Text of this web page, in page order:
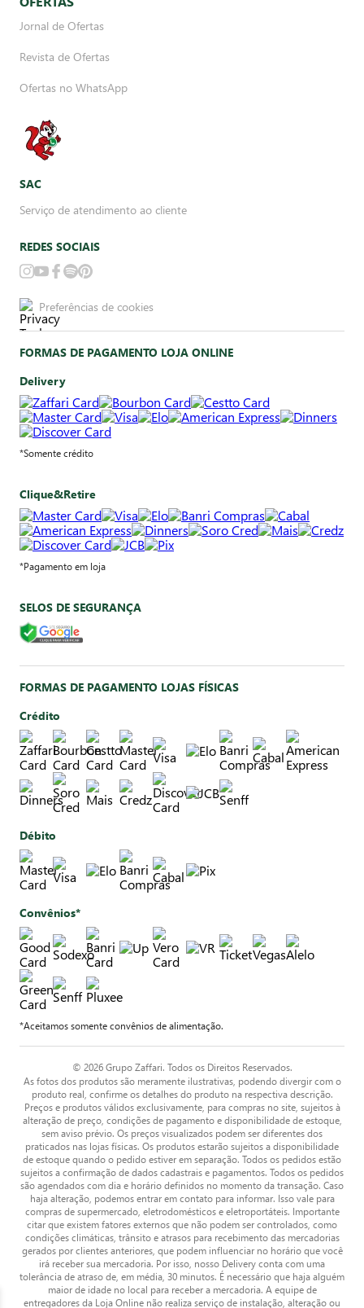
Jornal de Ofertas
Revista de Ofertas
Ofertas no WhatsApp
SAC
Serviço de atendimento ao cliente
REDES SOCIAIS
Preferências de cookies
FORMAS DE PAGAMENTO LOJA ONLINE
Delivery
*Somente crédito
Clique&Retire
*Pagamento em loja
SELOS DE SEGURANÇA
FORMAS DE PAGAMENTO LOJAS FÍSICAS
Crédito
Débito
Convênios*
*Aceitamos somente convênios de alimentação.
© 2026 Grupo Zaffari. Todos os Direitos Reservados.
As fotos dos produtos são meramente ilustrativas, podendo divergir com o
produto real, confirme os detalhes do produto na respectiva descrição.
Preços e produtos válidos exclusivamente, para compras no site, sujeitos à
alteração de preço, condições de pagamento e disponibilidade de estoque,
sem aviso prévio. Os preços visualizados podem ser diferentes dos
praticados nas lojas físicas. Os produtos estarão sujeitos a disponibilidade
de estoque quando o pedido estiver em separação. Todos os pedidos estão
sujeitos a confirmação de dados cadastrais e pagamentos. Todos os pedidos
são agendados com dia e horário definidos no momento da transação. Caso
haja alteração, podemos entrar em contato para informar. Isso vale para
compras de supermercado, eletrodomésticos e eletroportáteis. Importante
citar que existem fatores externos que não podem ser controlados, como
condições climáticas, trânsito e atrasos para recebimento das mercadorias
gerados por clientes anteriores, que podem influenciar no horário que você
irá receber sua mercadoria. Por isso, nosso Delivery conta com uma
tolerância de atraso de, em média, 30 minutos. É necessário que haja alguém
maior de idade no local para receber a mercadoria. A equipe de
entregadores da Loja Online não realiza serviço de instalação, alteração ou